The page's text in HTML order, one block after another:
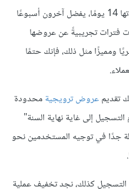
وبينما يختار البعض فترةً تجريبيةً مدتها 14 يومًا، يفضل آخرون أسبوعًا
فترات تجريبيةً عن عروضها
ومميزًا مثل ذلك، فإنك حتمًا
تقديمعروض ترويجيةمحدودة
على رسوم التسجيل إلى غاية نهاية السنة"
جدًا في توجيه المستخدمين نحو
التسجيل كذلك، نجد تخفيف عملية